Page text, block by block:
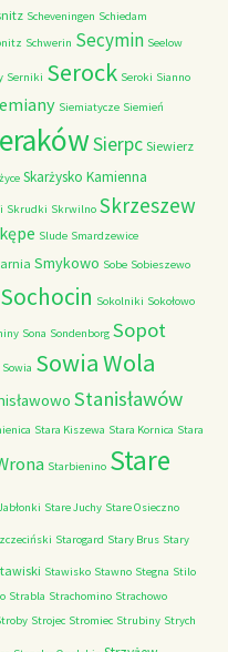
Scheveningen Schiedam
Schwerin Secymin Seelow
Serniki Serock Seroki Sianno
Siemiatycze Siemień
Sierpc Siewierz
Skarżysko Kamienna
Skrudki Skrwilno Skrzeszew
Slude Smardzewice
Smykowo Sobe Sobieszewo
Sochocin Sokolniki Sokołowo
Sona Sondenborg Sopot
Sowia Sowia Wola
Stanisławów
Stara Kiszewa Stara Kornica Stara
Starbienino Stare
Stare Juchy Stare Osieczno
Starogard Stary Brus Stary
Stawisko Stawno Stegna Stilo
Strabla Strachomino Strachowo
Strojec Stromiec Strubiny Strych